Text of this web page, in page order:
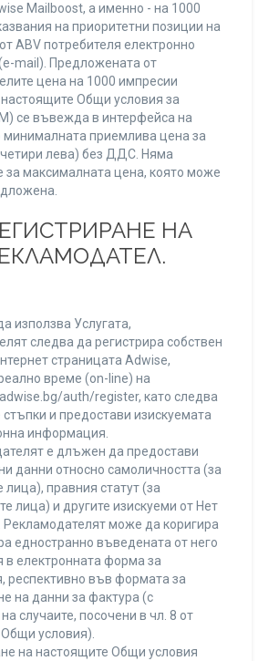
Mailboost, а именно - на 1000
на приоритетни позиции на
ABV потребителя електронно
mail). Предложената от
цена на 1000 импресии
Общи условия за
се въвежда в интерфейса на
минималната приемлива цена за
лева) без ДДС. Няма
за максималната цена, която може
РЕГИСТРИРАНЕ НА
използва Услугата,
следва да регистрира собствен
страницата Adwise,
време (on-line) на
auth/register, като следва
стъпки и предостави изискуемата
информация.
е длъжен да предостави
данни относно самоличността (за
лица), правния статут (за
лица) и другите изискуеми от Нет
може да коригира
едностранно въведената от него
електронната форма за
респективно във формата за
на данни за фактура (с
случаите, посочени в чл. 8 от
условия).
на настоящите Общи условия